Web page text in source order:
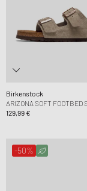
Birkenstock
ARIZONA SOFT FOOTBED
129,99 €
-50%